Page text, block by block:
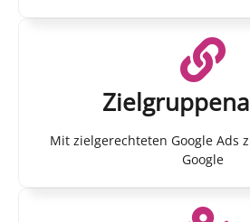
Mit zielgerechteten Google Ads
Google